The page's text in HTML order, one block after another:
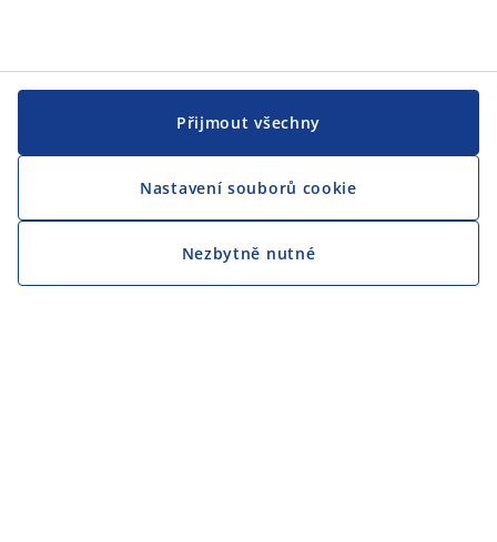
Přijmout všechny
Nastavení souborů cookie
Nezbytně nutné